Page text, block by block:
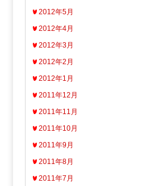
2012年5月
2012年4月
2012年3月
2012年2月
2012年1月
2011年12月
2011年11月
2011年10月
2011年9月
2011年8月
2011年7月